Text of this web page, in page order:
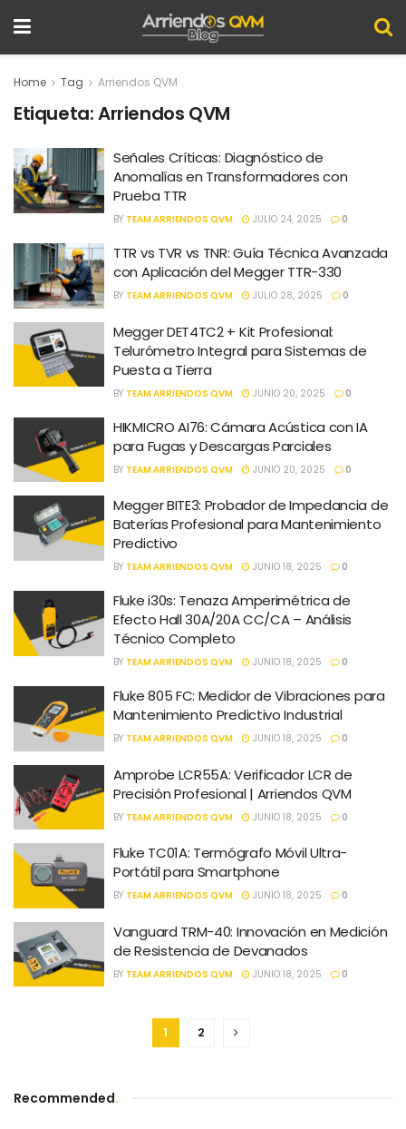
Home Tag Arriendos QVM
Etiqueta:Arriendos QVM
Señales Críticas: Diagnóstico de
Anomalías en Transformadores con
Prueba TTR
BY TEAM ARRIENDOS QVM JULIO 24, 2025 0
TTR vs TVR vs TNR: Guía Técnica Avanzada
con Aplicación del Megger TTR-330
BY TEAM ARRIENDOS QVM JULIO 28, 2025 0
Megger DET4TC2 + Kit Profesional:
Telurómetro Integral para Sistemas de
Puesta a Tierra
BY TEAM ARRIENDOS QVM JUNIO 20, 2025 0
HIKMICRO AI76: Cámara Acústica con IA
para Fugas y Descargas Parciales
BY TEAM ARRIENDOS QVM JUNIO 20, 2025 0
Megger BITE3: Probador de Impedancia de
Baterías Profesional para Mantenimiento
Predictivo
BY TEAM ARRIENDOS QVM JUNIO 18, 2025 0
Fluke i30s: Tenaza Amperimétrica de
Efecto Hall 30A/20A CC/CA – Análisis
Técnico Completo
BY TEAM ARRIENDOS QVM JUNIO 18, 2025 0
Fluke 805 FC: Medidor de Vibraciones para
Mantenimiento Predictivo Industrial
BY TEAM ARRIENDOS QVM JUNIO 18, 2025 0
Amprobe LCR55A: Verificador LCR de
Precisión Profesional | Arriendos QVM
BY TEAM ARRIENDOS QVM JUNIO 18, 2025 0
Fluke TC01A: Termógrafo Móvil Ultra-
Portátil para Smartphone
BY TEAM ARRIENDOS QVM JUNIO 18, 2025 0
Vanguard TRM-40: Innovación en Medición
de Resistencia de Devanados
BY TEAM ARRIENDOS QVM JUNIO 18, 2025 0
1 2
Recommended.